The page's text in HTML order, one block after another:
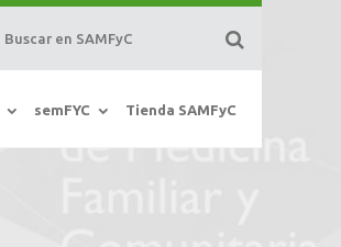
semFYC Tienda SAMFyC